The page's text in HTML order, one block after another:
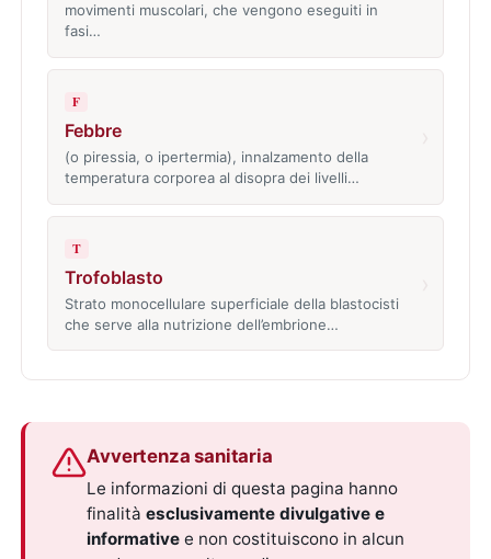
movimenti muscolari, che vengono eseguiti in
fasi…
F
Febbre
(o piressia, o ipertermia), innalzamento della
temperatura corporea al disopra dei livelli…
T
Trofoblasto
Strato monocellulare superficiale della blastocisti
che serve alla nutrizione dell’embrione…
Avvertenza sanitaria
Le informazioni di questa pagina hanno
finalitàesclusivamente divulgative e
informative e non costituiscono in alcun